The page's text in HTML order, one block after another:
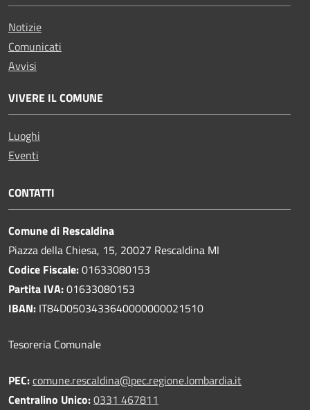
Notizie
Comunicati
Avvisi
VIVERE IL COMUNE
Luoghi
Eventi
CONTATTI
Comune di Rescaldina
Piazza della Chiesa, 15, 20027 Rescaldina MI
Codice Fiscale:01633080153
Partita IVA:01633080153
IBAN: IT84D0503433640000000021510
Tesoreria Comunale
PEC:comune.rescaldina@pec.regione.lombardia.it
Centralino Unico:0331 467811